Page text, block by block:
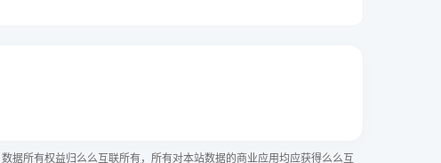
据所有权益归么么互联所有，所有对本站数据的商业应用均应获得么么互